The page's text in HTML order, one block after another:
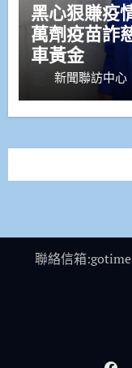
黑心狠賺疫
萬劑疫苗詐
車黃金
新聞聯訪中心
聯絡信箱